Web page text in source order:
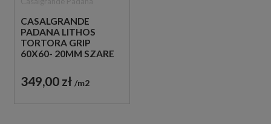
CASALGRANDE
PADANA LITHOS
TORTORA GRIP
60X60- 20MM SZARE
TARASOWE
349,00 zł m2